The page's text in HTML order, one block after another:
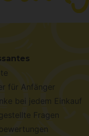
für Anfänger
bei jedem Einkauf
Fragen